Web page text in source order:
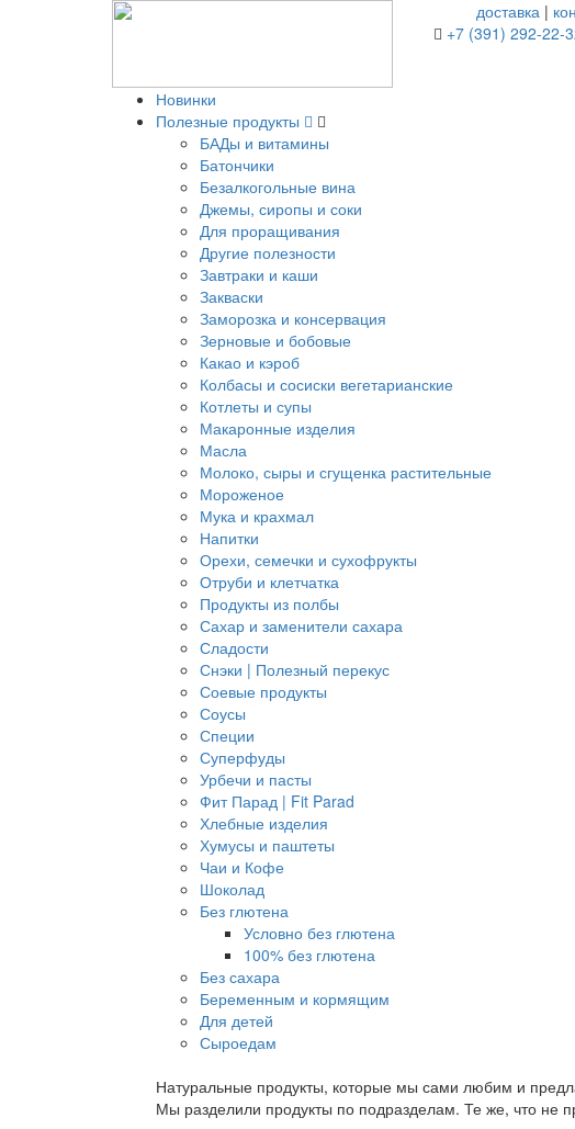
доставка |
+7 (391) 292-22-
Новинки
Полезные продукты
БАДы и витамины
Батончики
Безалкогольные вина
Джемы, сиропы и соки
Для проращивания
Другие полезности
Завтраки и каши
Закваски
Заморозка и консервация
Зерновые и бобовые
Какао и кэроб
Колбасы и сосиски вегетарианские
Котлеты и супы
Макаронные изделия
Масла
Молоко, сыры и сгущенка растительные
Мороженое
Мука и крахмал
Напитки
Орехи, семечки и сухофрукты
Отруби и клетчатка
Продукты из полбы
Сахар и заменители сахара
Сладости
Снэки | Полезный перекус
Соевые продукты
Соусы
Специи
Суперфуды
Урбечи и пасты
Фит Парад | Fit Parad
Хлебные изделия
Хумусы и паштеты
Чаи и Кофе
Шоколад
Без глютена
Условно без глютена
100% без глютена
Без сахара
Беременным и кормящим
Для детей
Сыроедам
Натуральные продукты, которые мы сами любим и
Мы разделили продукты по подразделам. Те же, что не